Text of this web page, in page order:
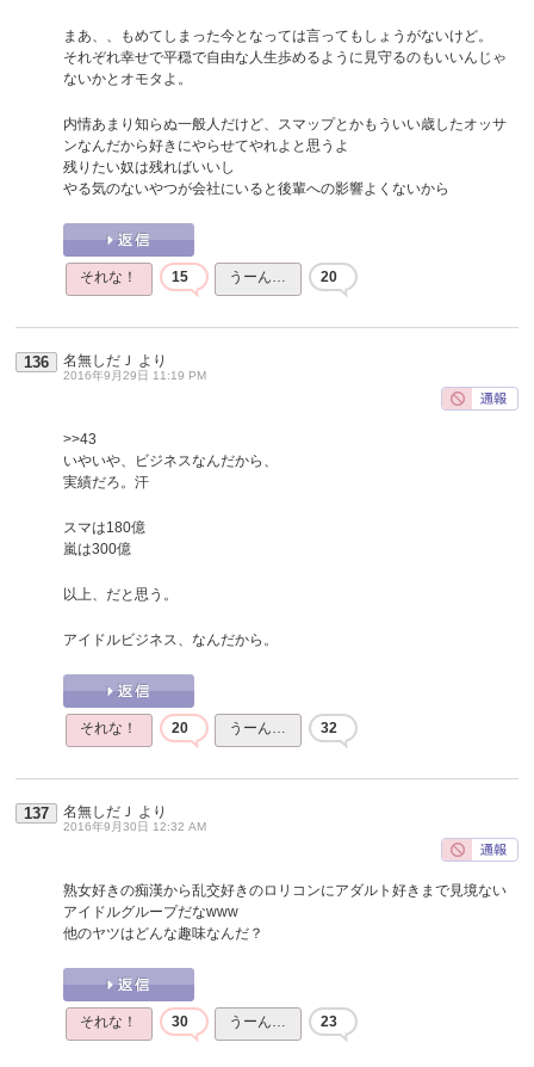
まあ、、もめてしまった今となっては言ってもしょうがないけど。
それぞれ幸せで平穏で自由な人生歩めるように見守るのもいいんじゃ
ないかとオモタよ。
内情あまり知らぬ一般人だけど、スマップとかもういい歳したオッサ
ンなんだから好きにやらせてやれよと思うよ
残りたい奴は残ればいいし
やる気のないやつが会社にいると後輩への影響よくないから
それな！ 15 うーん… 20
136 名無しだＪ より
2016年9月29日 11:19 PM
>>43
いやいや、ビジネスなんだから、
実績だろ。汗
スマは180億
嵐は300億
以上、だと思う。
アイドルビジネス、なんだから。
それな！ 20 うーん… 32
137 名無しだＪ より
2016年9月30日 12:32 AM
熟女好きの痴漢から乱交好きのロリコンにアダルト好きまで見境ない
アイドルグループだなwww
他のヤツはどんな趣味なんだ？
それな！ 30 うーん… 23